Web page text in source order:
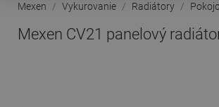
Mexen Vykurovanie Radiátory
Mexen CV21 panelový